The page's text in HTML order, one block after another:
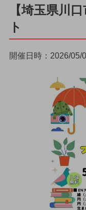
【埼玉県川
ト
開催日時：2026/05/